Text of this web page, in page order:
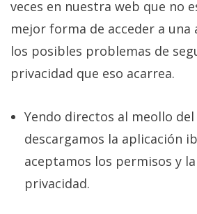
opciones
de
privacidad
/
El medio de
comunicación
digital donde
encontrarás
todas las
veces en nuestra web que no
mejor forma de acceder a
los posibles problemas de
privacidad que eso acarrea.
Yendo directos al meollo
descargamos la aplicación
aceptamos los permisos y
privacidad.